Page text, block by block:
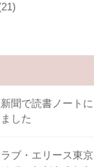
聞で読書ノートに
した
ブ・エリース東京